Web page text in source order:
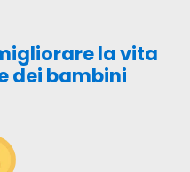
la vita
dei bambini